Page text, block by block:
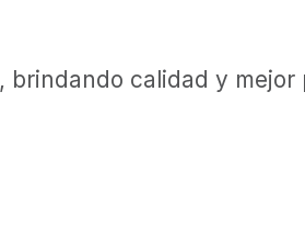
brindando calidad y mejor